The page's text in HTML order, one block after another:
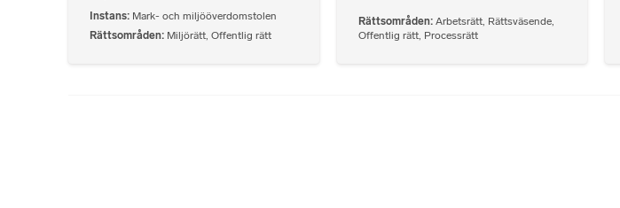
Instans Mark- och miljööverdomstolen
Rättsområden Miljörätt Offentlig rätt
Rättsområden Arbetsrätt, Rättsväsende,
Offentlig rätt, Processrätt